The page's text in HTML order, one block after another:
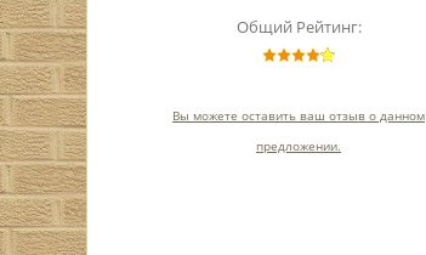
Общий Рейтинг:
Вы можете оставить ваш отзыв о данном
предложении.